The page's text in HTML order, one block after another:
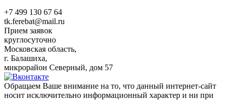
+7 499 130 67 64
tk.ferebat@mail.ru
Прием заявок
круглосуточно
Московская область,
г. Балашиха,
микрорайон Северный, дом 57
Обращаем Ваше внимание на то, что данный интернет-сайт
носит исключительно информационный характер и ни при